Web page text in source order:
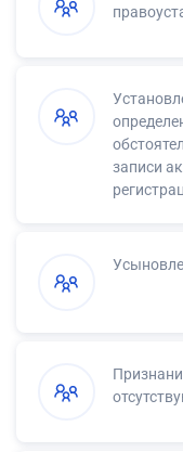
записи